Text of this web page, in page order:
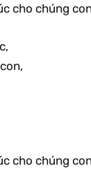
cho chúng
cho chúng